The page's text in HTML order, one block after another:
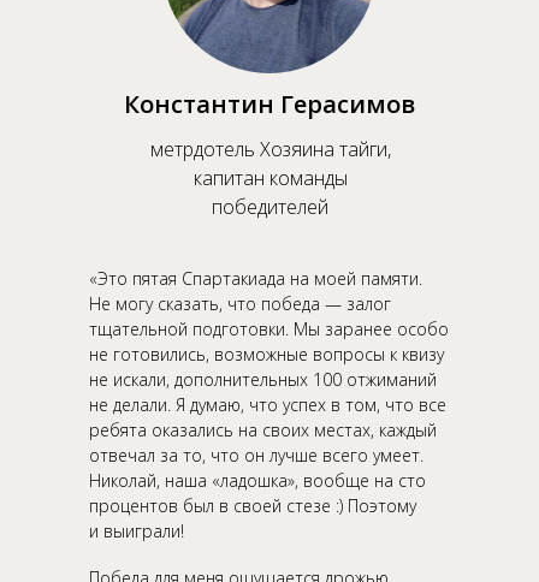
«Это пятая Спартакиада на моей памяти.
Не могу сказать, что победа — залог
тщательной подготовки. Мы заранее особо
не готовились, возможные вопросы к квизу
не искали, дополнительных 100 отжиманий
не делали. Я думаю, что успех в том, что все
ребята оказались на своих местах, каждый
отвечал за то, что он лучше всего умеет.
Николай, наша «ладошка», вообще на сто
процентов был в своей стезе :) Поэтому
и выиграли!
Константин Герасимов
метрдотель Хозяина тайги,
капитан команды
победителей